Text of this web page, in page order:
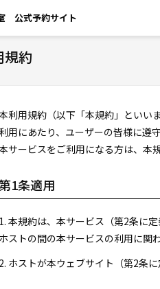
公式予約サイト
規約
利用規約（以下「本規約」といい
利用にあたり、ユーザーの皆様に遵
サービスをご利用になる方は、本
1条適用
1. 本規約は、本サービス（第2条に
ホストの間の本サービスの利用に関
2. ホストが本ウェブサイト（第2条